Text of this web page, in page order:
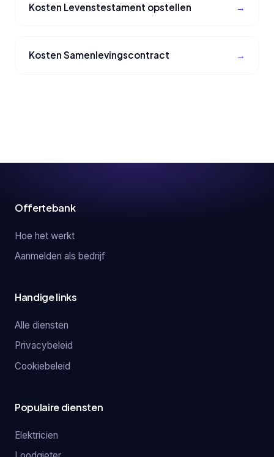
Kosten Levenstestament opstellen
Kosten Samenlevingscontract
Offertebank
Hoe het werkt
Aanmelden als bedrijf
Handige links
Alle diensten
Privacybeleid
Cookiebeleid
Populaire diensten
Elektricien